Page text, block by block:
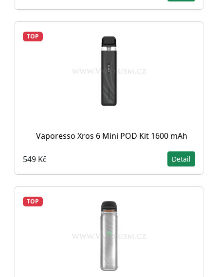
TOP
Vaporesso Xros 6 Mini POD Kit 1600 mAh
549 Kč Detail
TOP